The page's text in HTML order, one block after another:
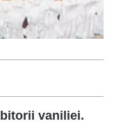
vaniliei.